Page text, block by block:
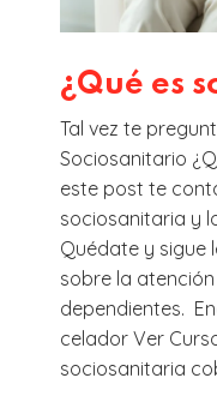
¿Qué es
Tal vez te
Sociosanitario
este post te
sociosanitaria y
Quédate y sigue
sobre la
dependientes.
celador Ver
sociosanitaria